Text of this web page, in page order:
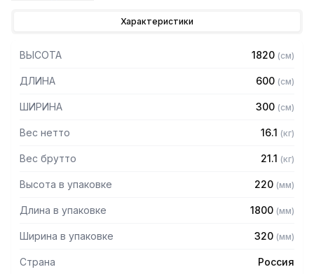
304 толщиной 2 мм
— Четыре перфорированные полки из нержавеющей
стали марки AISI 304 толщиной 0,8 мм
— Расстояние между полками регулируемое с шагом 50
— Регулируемые опоры
Характеристики
ВЫСОТА 1820 (см)
ДЛИНА 600 (см)
ШИРИНА 300 (см)
Вес нетто 16.1 (кг)
Вес брутто 21.1 (кг)
Высота в упаковке 220 (мм)
Длина в упаковке 1800 (мм)
Ширина в упаковке 320 (мм)
Страна Россия